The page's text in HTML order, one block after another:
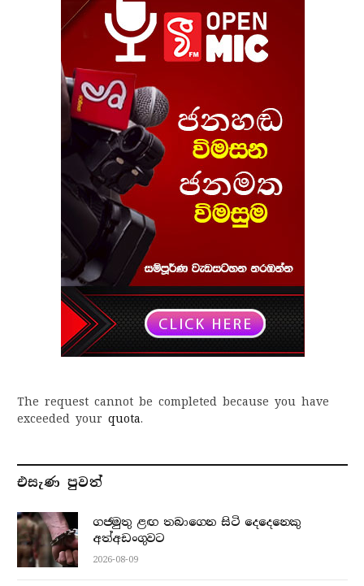
The request cannot be completed because you have
exceeded your quota.
එසැණ පුව​ත්
ගජමුතු ළඟ තබාගෙන සිටි දෙදෙනෙකු
අත්අඩංගුවට
2026-08-09